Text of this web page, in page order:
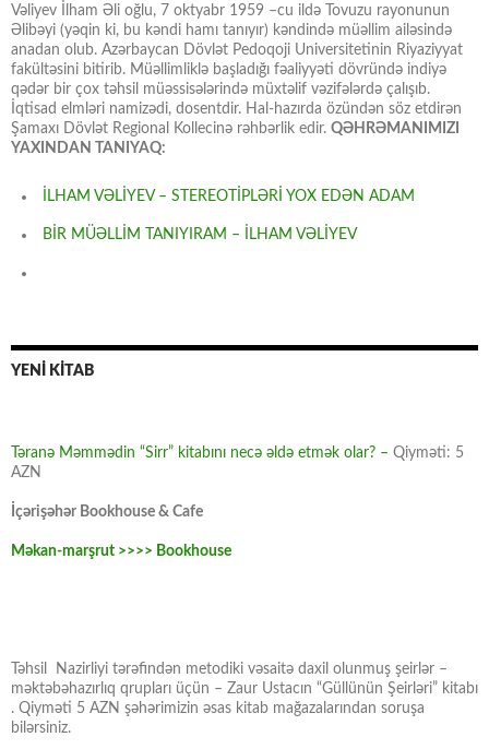
Vəliyev İlham Əli oğlu, 7 oktyabr 1959 –cu ildə Tovuzu rayonunun
Əlibəyi (yəqin ki, bu kəndi hamı tanıyır) kəndində müəllim ailəsində
anadan olub. Azərbaycan Dövlət Pedoqoji Universitetinin Riyaziyyat
fakültəsini bitirib. Müəllimliklə başladığı fəaliyyəti dövründə indiyə
qədər bir çox təhsil müəssisələrində müxtəlif vəzifələrdə çalışıb.
İqtisad elmləri namizədi, dosentdir. Hal-hazırda özündən söz etdirən
Şamaxı Dövlət Regional Kollecinə rəhbərlik edir. QƏHRƏMANIMIZI
YAXINDAN TANIYAQ:
İLHAM VƏLİYEV – STEREOTİPLƏRİ YOX EDƏN ADAM
BİR MÜƏLLİM TANIYIRAM – İLHAM VƏLİYEV
YENİ KİTAB
Təranə Məmmədin “Sirr” kitabını necə əldə etmək olar? – Qiyməti: 5
AZN
İçərişəhər Bookhouse & Cafe
Məkan-marşrut >>>> Bookhouse
Təhsil Nazirliyi tərəfindən metodiki vəsaitə daxil olunmuş şeirlər –
məktəbəhazırlıq qrupları üçün – Zaur Ustacın “Güllünün Şeirləri” kitabı
. Qiyməti 5 AZN şəhərimizin əsas kitab mağazalarından soruşa
bilərsiniz.